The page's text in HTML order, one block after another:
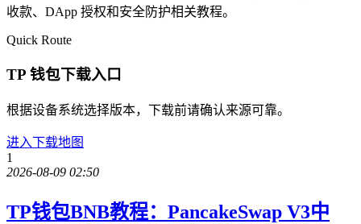
收款、DApp 授权和安全防护相关教程。
Quick Route
TP 钱包下载入口
根据设备系统选择版本，下载前请确认来源可靠。
进入下载地图
1
2026-08-09 02:50
TP钱包BNB教程：PancakeSwap V3中